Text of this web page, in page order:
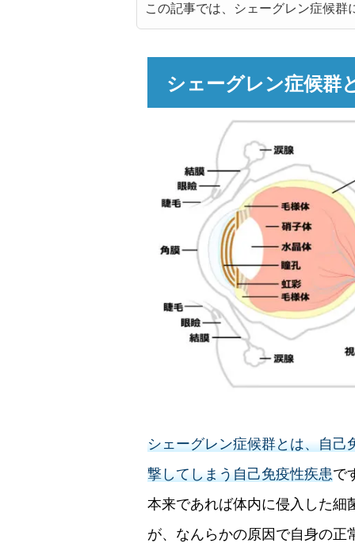
この記事では、シェーグレン症候群
シェーグレン症候群
シェーグレン症候群とは、自己
撃してしまう自己免疫性疾患で
本来であれば体内に侵入した細
が、なんらかの原因で自身の正